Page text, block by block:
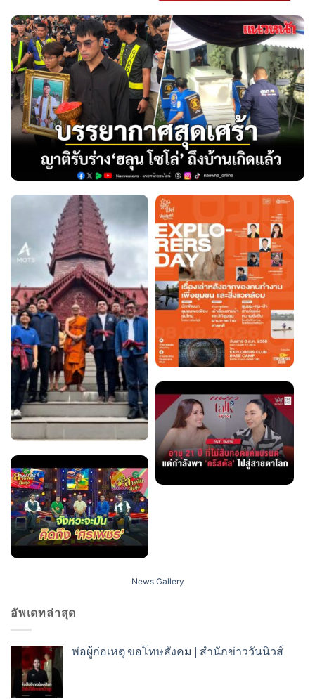
News Gallery
อัพเดทล่าสุด
พ่อผู้ก่อเหตุ ขอโทษสังคม | สำนักข่าววันนิวส์